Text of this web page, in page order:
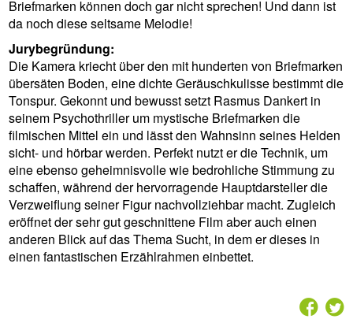
Briefmarken können doch gar nicht sprechen! Und dann ist
da noch diese seltsame Melodie!
Jurybegründung:
Die Kamera kriecht über den mit hunderten von Briefmarken
übersäten Boden, eine dichte Geräuschkulisse bestimmt die
Tonspur. Gekonnt und bewusst setzt Rasmus Dankert in
seinem Psychothriller um mystische Briefmarken die
filmischen Mittel ein und lässt den Wahnsinn seines Helden
sicht- und hörbar werden. Perfekt nutzt er die Technik, um
eine ebenso geheimnisvolle wie bedrohliche Stimmung zu
schaffen, während der hervorragende Hauptdarsteller die
Verzweiflung seiner Figur nachvollziehbar macht. Zugleich
eröffnet der sehr gut geschnittene Film aber auch einen
anderen Blick auf das Thema Sucht, in dem er dieses in
einen fantastischen Erzählrahmen einbettet.
2 7